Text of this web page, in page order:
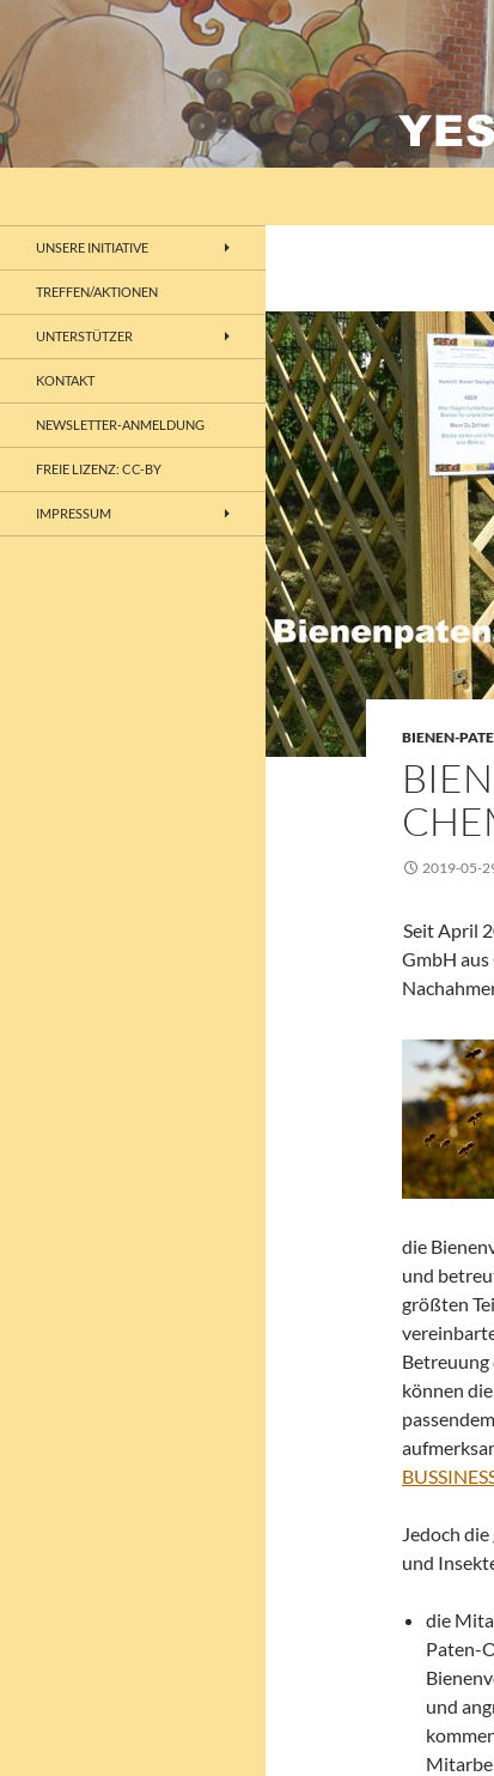
Inhalt
springen
BIENEN-
2019-05-
Seit April
GmbH
die
und
größten
können
Jedoch
und
die
Paten-
und
UNSERE INITIATIVE
TREFFEN/AKTIONEN
UNTERSTÜTZER
KONTAKT
NEWSLETTER-ANMELDUNG
FREIE LIZENZ: CC-BY
IMPRESSUM